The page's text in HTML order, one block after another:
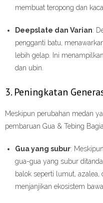
membuat teropong dan
Deepslate dan Varian:
pengganti batu,
lebih gelap. Ini
dan ubin.
3. Peningkatan
Meskipun perubahan medan
pembaruan Gua & Tebing
Gua yang subur:
gua-gua yang subur
balok seperti lumut, azalea,
menjanjikan ekosistem